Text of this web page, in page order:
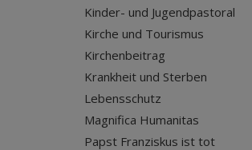
Kinder- und Jugendpastoral
Kirche und Tourismus
Kirchenbeitrag
Krankheit und Sterben
Lebensschutz
Magnifica Humanitas
Papst Franziskus ist tot